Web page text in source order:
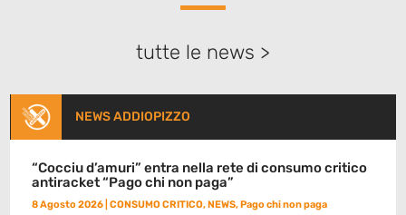
tutte le news >
NEWS ADDIOPIZZO
“Cocciu d’amuri” entra nella rete di consumo critico
antiracket “Pago chi non paga”
8 Agosto 2026 |CONSUMO CRITICO, NEWS, Pago chi non paga